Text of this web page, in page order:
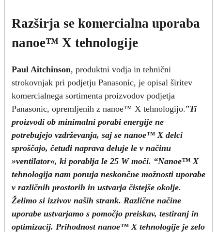
Razširja se komercialna uporaba
nanoe™ X tehnologije
Paul Aitchinson, produktni vodja in tehnični
strokovnjak pri podjetju Panasonic, je opisal širitev
komercialnega sortimenta proizvodov podjetja
Panasonic, opremljenih z nanoe™ X tehnologijo.”Ti
proizvodi ob minimalni porabi energije ne
potrebujejo vzdrževanja, saj se nanoe™ X delci
sproščajo, četudi naprava deluje le v načinu
»ventilator«, ki porablja le 25 W moči. “Nanoe™ X
tehnologija nam ponuja neskončne možnosti uporabe
v različnih prostorih in ustvarja čistejše okolje.
Želimo si izzivov naših strank. Različne načine
uporabe ustvarjamo s pomočjo preiskav, testiranj in
optimizacij. Prihodnost nanoe™ X tehnologije je zelo